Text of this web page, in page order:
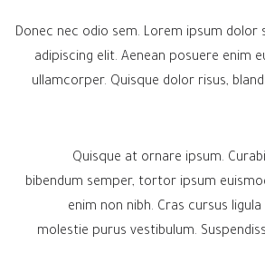
Donec nec odio sem. Lorem ipsum
adipiscing elit. Aenean posuere enim
ullamcorper. Quisque dolor risus,
Quisque at ornare ipsum.
bibendum semper, tortor ipsum
enim non nibh. Cras cursus
molestie purus vestibulum.